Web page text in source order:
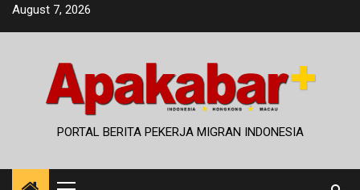
SkipAugust 7, 2026
PORTAL BERITA PEKERJA MIGRAN INDONESIA